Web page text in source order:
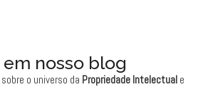
em nosso blog
o universo da Propriedade Intelectuale